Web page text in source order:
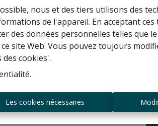
nous et des tiers utilisons des
de l'appareil. En acceptant
des données personnelles telles que
site Web. Vous pouvez toujours
cookies'.
.
Les cookies nécessaires
connaître la valeur de votre
maison ?
Estimation gratuite
être le premier informé des
nouvelles offres ?